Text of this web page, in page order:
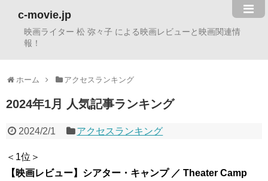
c-movie.jp
映画ライター 松 弥々子 による映画レビューと映画関連情
報！
ホーム アクセスランキング
2024年1月 人気記事ランキング
2024/2/1 アクセスランキング
＜1位＞
【映画レビュー】シアター・キャンプ ／ Theater Camp